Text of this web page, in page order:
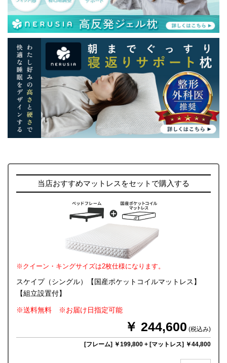
当店おすすめマットレスをセットで購入する
※クイーン・キングサイズは2枚仕様になります。
スケイプ（シングル）【国産ポケットコイルマットレス】
【組立設置付】
※送料無料 ※お届け日指定可能
￥ 244,600 (税込み)
[フレーム] ￥199,800 + [マットレス] ￥44,800